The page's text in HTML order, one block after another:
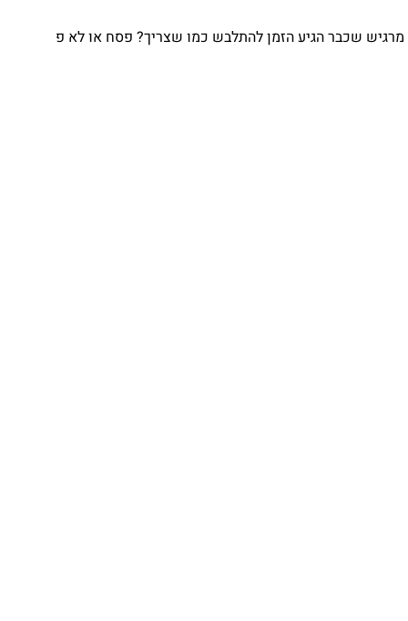
מרגיש שכבר הגיע הזמן להתלבש כמו שצריך? פסח או לא פ